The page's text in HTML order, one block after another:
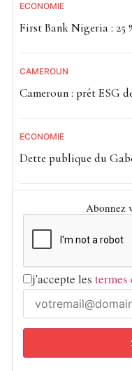
ECONOMIE
First Bank Nigeria : 25
CAMEROUN
Cameroun : prêt ESG
ECONOMIE
Dette publique du
Abonnez
j'accepte les